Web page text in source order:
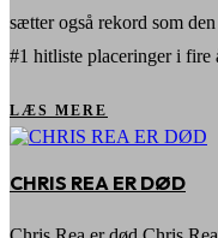
sætter også rekord som
#1 hitliste placeringer i fire
LÆS MERE
CHRIS REA ER DØD